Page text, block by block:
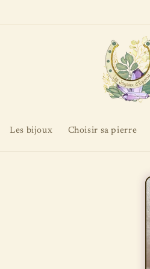
Les bijoux Choisir sa pierre